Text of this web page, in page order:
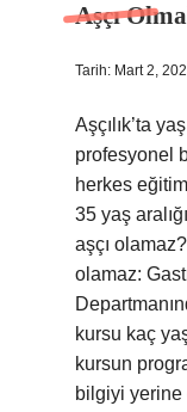
Aşçı
Tarih: Mart 2,
Aşçılık’ta
profesyonel
herkes
35 yaş
aşçı
olamaz:
kursu kaç
kursun
bilgiyi